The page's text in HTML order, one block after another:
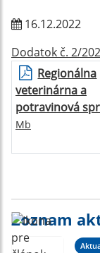
16.12.2022
Dodatok č. 2/
Regionálna
veterinárna a
potravinová
Mb
Zoznam